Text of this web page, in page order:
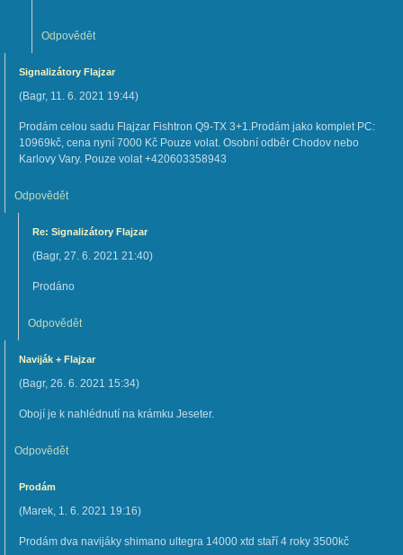
Odpovědět
Signalizátory Flajzar
(Bagr, 11. 6. 2021 19:44)
Prodám celou sadu Flajzar Fishtron Q9-TX 3+1.Prodám jako komplet PC:
10969kč, cena nyní 7000 Kč Pouze volat. Osobní odběr Chodov nebo
Karlovy Vary. Pouze volat +420603358943
Odpovědět
Re: Signalizátory Flajzar
(Bagr, 27. 6. 2021 21:40)
Prodáno
Odpovědět
Naviják + Flajzar
(Bagr, 26. 6. 2021 15:34)
Obojí je k nahlédnutí na krámku Jeseter.
Odpovědět
Prodám
(Marek, 1. 6. 2021 19:16)
Prodám dva navijáky shimano ultegra 14000 xtd staří 4 roky 3500kč